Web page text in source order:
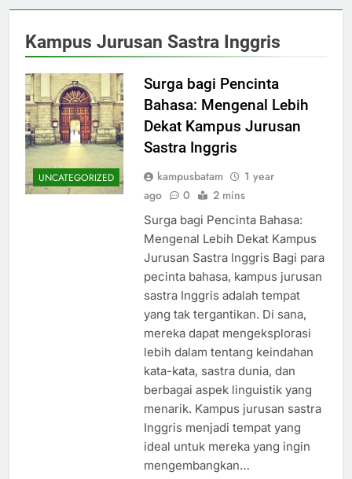
Kampus Jurusan Sastra Inggris
UNCATEGORIZED
Surga bagi Pencinta
Bahasa: Mengenal Lebih
Dekat Kampus Jurusan
Sastra Inggris
kampusbatam
1 year
ago
0 2 mins
Surga bagi Pencinta Bahasa:
Mengenal Lebih Dekat Kampus
Jurusan Sastra Inggris Bagi para
pecinta bahasa, kampus jurusan
sastra Inggris adalah tempat
yang tak tergantikan. Di sana,
mereka dapat mengeksplorasi
lebih dalam tentang keindahan
kata-kata, sastra dunia, dan
berbagai aspek linguistik yang
menarik. Kampus jurusan sastra
Inggris menjadi tempat yang
ideal untuk mereka yang ingin
mengembangkan…